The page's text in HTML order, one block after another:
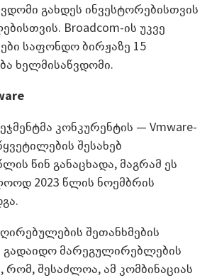
გახდეს ინვესტორებისთვის
Broadcom-ის უკვე
საფონდო ბირჟაზე 15
ხელმისაწვდომი.
კონკურენტის — Vmware-
შესახებ
წინ განაცხადა, მაგრამ ეს
2023 წლის ნოემბრის
შეთანხმების
გადაიდო მარეგულირებლების
რომ, შესაძლოა, ამ კომბინაციას